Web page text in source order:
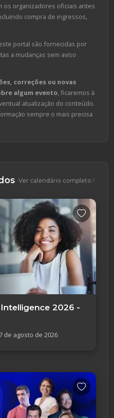
os organizadores oficiais antes
compra de ingressos,
portal são fornecidas por
a mudanças sem aviso
correções ou novas
algum evento, ficaremos à
atualização do conteúdo.
sempre o mais precisa
Ver calendário completo
2026 -
de agosto de 2026